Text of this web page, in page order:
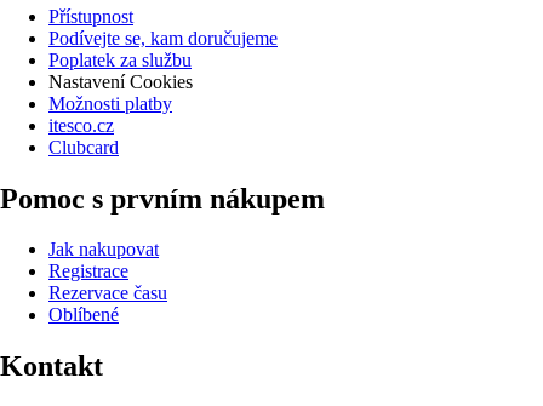
Přístupnost
Podívejte se, kam doručujeme
Poplatek za službu
Nastavení Cookies
Možnosti platby
itesco.cz
Clubcard
Pomoc s prvním nákupem
Jak nakupovat
Registrace
Rezervace času
Oblíbené
Kontakt